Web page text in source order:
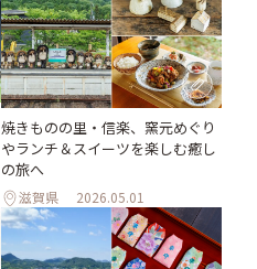
焼きものの里・信楽、窯元めぐり
やランチ＆スイーツを楽しむ癒し
の旅へ
滋賀県 2026.05.01